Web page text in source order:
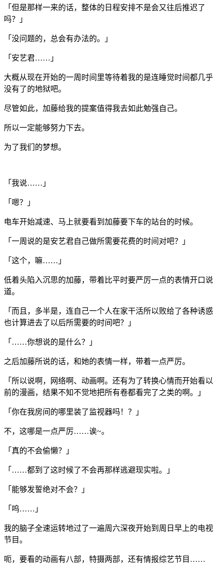
「但是那样一来的话，整体的日程安排不是会又往后推迟了
吗？」
「没问题的，总会有办法的。」
「安艺君……」
大概从现在开始的一周时间里等待着我的是连睡觉时间都几乎
没有了的地狱吧。
尽管如此，加藤给我的提案值得我去如此勉强自己。
所以一定能够努力下去。
为了我们的梦想。
「我说……」
「嗯？」
电车开始减速、马上就要看到加藤要下车的站台的时候。
「一周说的是安艺君自己做所需要花费的时间对吧？」
「这个，嘛……」
低着头陷入沉思的加藤，带着比平时要严厉一点的表情开口说
道。
「而且，多半是，连自己一个人在家干活所以败给了各种诱惑
也计算进去了以后所需要的时间吧？」
「……你想说的是什么？」
之后加藤所说的话，和她的表情一样，带着一点严厉。
「所以说啊，网络啊、动画啊。还有为了转换心情而开始看以
前的漫画，结果不知不觉地把所有卷都看完了之类的啊。」
「你在我房间的哪里装了监视器吗！？」
不，这哪是一点严厉……诶~。
「真的不会偷懒？」
「……都到了这时候了不会再那样逃避现实啦。」
「能够发誓绝对不会？」
「呜……」
我的脑子全速运转地过了一遍周六深夜开始到周日早上的电视
节目。
呃，要看的动画有八部，特摄两部，还有情报综艺节目……